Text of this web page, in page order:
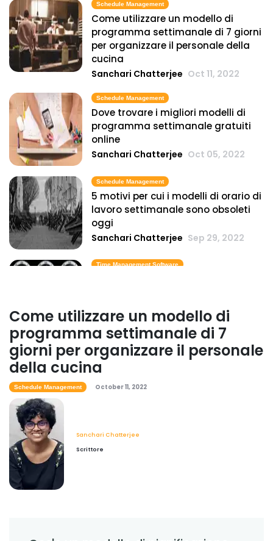
Schedule Management
Come utilizzare un modello di
programma settimanale di 7 giorni
per organizzare il personale della
cucina
Sanchari Chatterjee Oct 11, 2022
Schedule Management
Dove trovare i migliori modelli di
programma settimanale gratuiti
online
Sanchari Chatterjee Oct 05, 2022
Schedule Management
5 motivi per cui i modelli di orario di
lavoro settimanale sono obsoleti
oggi
Sanchari Chatterjee Sep 29, 2022
Time Management Software
Sanchari Chatterjee May 27, 2022
Workforce Planning
Le migliori app di gestione del tempo
per gli imprenditori- semplifica la
tua giornata con queste
Schedule Management
Modello di pianificazione
Come utilizzare un modello di
programma settimanale di 7
giorni per organizzare il personale
della cucina
Schedule Management October 11, 2022
Sanchari Chatterjee
Scrittore